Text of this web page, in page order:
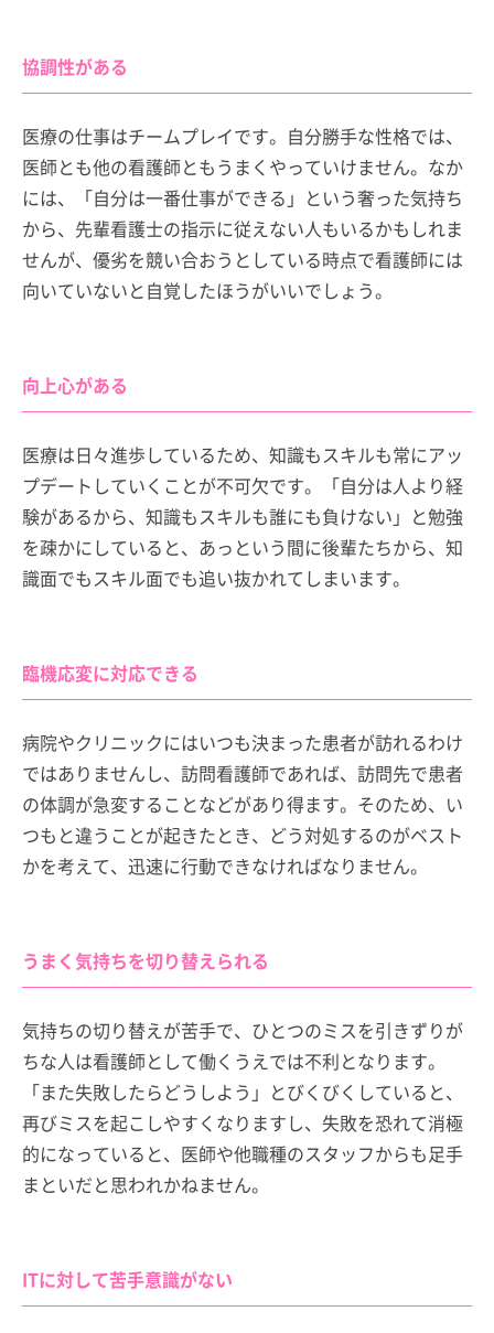
協調性がある
医療の仕事はチームプレイです。自分勝手な性格では、
医師とも他の看護師ともうまくやっていけません。なか
には、「自分は一番仕事ができる」という奢った気持ち
から、先輩看護士の指示に従えない人もいるかもしれま
せんが、優劣を競い合おうとしている時点で看護師には
向いていないと自覚したほうがいいでしょう。
向上心がある
医療は日々進歩しているため、知識もスキルも常にアッ
プデートしていくことが不可欠です。「自分は人より経
験があるから、知識もスキルも誰にも負けない」と勉強
を疎かにしていると、あっという間に後輩たちから、知
識面でもスキル面でも追い抜かれてしまいます。
臨機応変に対応できる
病院やクリニックにはいつも決まった患者が訪れるわけ
ではありませんし、訪問看護師であれば、訪問先で患者
の体調が急変することなどがあり得ます。そのため、い
つもと違うことが起きたとき、どう対処するのがベスト
かを考えて、迅速に行動できなければなりません。
うまく気持ちを切り替えられる
気持ちの切り替えが苦手で、ひとつのミスを引きずりが
ちな人は看護師として働くうえでは不利となります。
「また失敗したらどうしよう」とびくびくしていると、
再びミスを起こしやすくなりますし、失敗を恐れて消極
的になっていると、医師や他職種のスタッフからも足手
まといだと思われかねません。
ITに対して苦手意識がない